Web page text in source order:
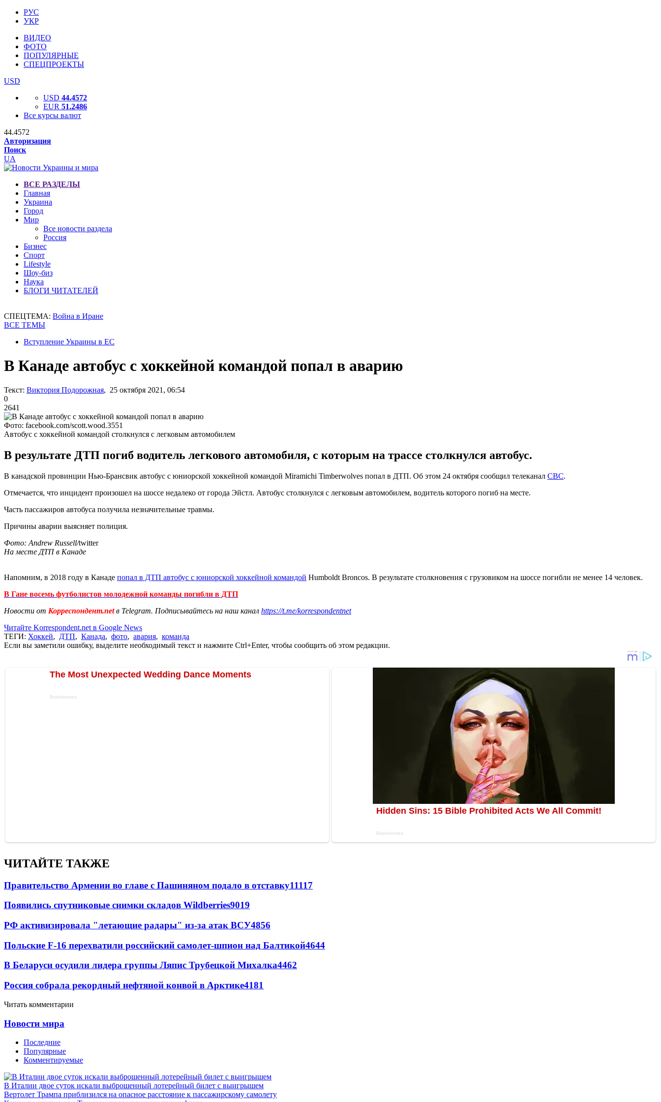
РУС
УКР
ВИДЕО
ФОТО
ПОПУЛЯРНЫЕ
СПЕЦПРОЕКТЫ
USD
USD 44.4572
EUR 51.2486
Все курсы валют
44.4572
Авторизация
Поиск
UA
ВСЕ РАЗДЕЛЫ
Главная
Украина
Город
Мир
Все новости раздела
Россия
Бизнес
Спорт
Lifestyle
Шоу-биз
Наука
БЛОГИ ЧИТАТЕЛЕЙ
СПЕЦТЕМА: Война в Иране
ВСЕ ТЕМЫ
Вступление Украины в ЕС
В Канаде автобус с хоккейной командой попал в аварию
Текст: Виктория Подорожная, 25 октября 2021, 06:54
0
2641
Фото: facebook.com/scott.wood.3551
Автобус с хоккейной командой столкнулся с легковым автомобилем
В результате ДТП погиб водитель легкового автомобиля, с которым на трассе столкнулся автобус.
В канадской провинции Нью-Брансвик автобус с юниорской хоккейной командой Miramichi Timberwolves попал в ДТП. Об этом 24 октября сообщил телеканал CBC.
Отмечается, что инцидент произошел на шоссе недалеко от города Эйстл. Автобус столкнулся с легковым автомобилем, водитель которого погиб на месте.
Часть пассажиров автобуса получила незначительные травмы.
Причины аварии выясняет полиция.
Фото: Andrew Russell/twitter
На месте ДТП в Канаде
Напомним, в 2018 году в Канаде попал в ДТП автобус с юниорской хоккейной командой Humboldt Broncos. В результате столкновения с грузовиком на шоссе погибли не менее 14 человек.
В Гане восемь футболистов молодежной команды погибли в ДТП
Новости от Корреспондент.netв Telegram. Подписывайтесь на наш канал https://t.me/korrespondentnet
Читайте Korrespondent.net в Google News
ТЕГИ: Хоккей, ДТП, Канада, фото, авария, команда
Если вы заметили ошибку, выделите необходимый текст и нажмите Ctrl+Enter, чтобы сообщить об этом редакции.
ЧИТАЙТЕ ТАКЖЕ
Правительство Армении во главе с Пашиняном подало в отставку11117
Появились спутниковые снимки складов Wildberries9019
РФ активизировала "летающие радары" из-за атак ВСУ4856
Польские F-16 перехватили российский самолет-шпион над Балтикой4644
В Беларуси осудили лидера группы Ляпис Трубецкой Михалка4462
Россия собрала рекордный нефтяной конвой в Арктике4181
Читать комментарии
Новости мира
Последние
Популярные
Комментируемые
В Италии двое суток искали выброшенный лотерейный билет с выигрышем
Вертолет Трампа приблизился на опасное расстояние к пассажирскому самолету